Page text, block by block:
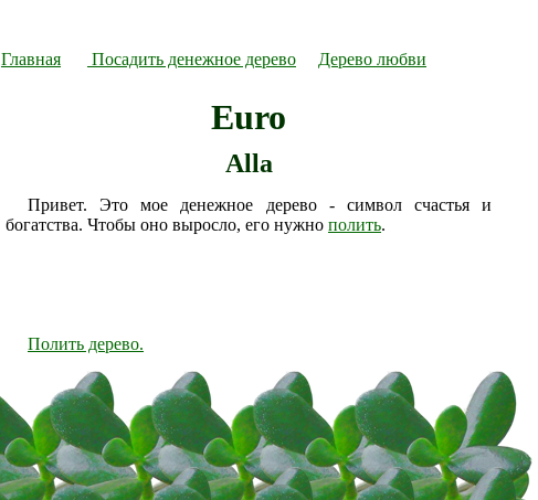
Главная Посадить денежное дерево Дерево любви
Euro
Alla
Привет. Это мое денежное дерево - символ счастья и
богатства. Чтобы оно выросло, его нужно полить.
Полить дерево.